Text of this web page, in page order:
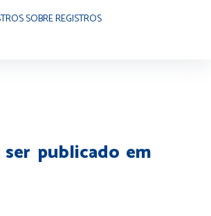
SOBRE REGISTROS
publicado em